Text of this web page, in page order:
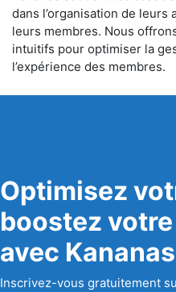
dans l’organisation de leurs
leurs membres. Nous
intuitifs pour optimiser la
l’expérience des membres.
Optimisez
boostez
avec Kananas
Inscrivez-vous gratuitement